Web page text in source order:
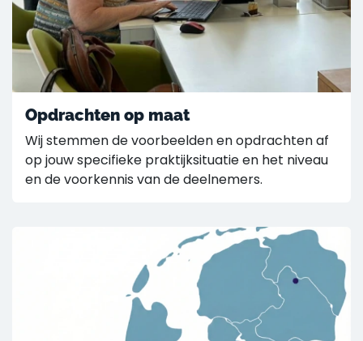
Opdrachten op maat
Wij stemmen de voorbeelden en opdrachten af
op jouw specifieke praktijksituatie en het niveau
en de voorkennis van de deelnemers.